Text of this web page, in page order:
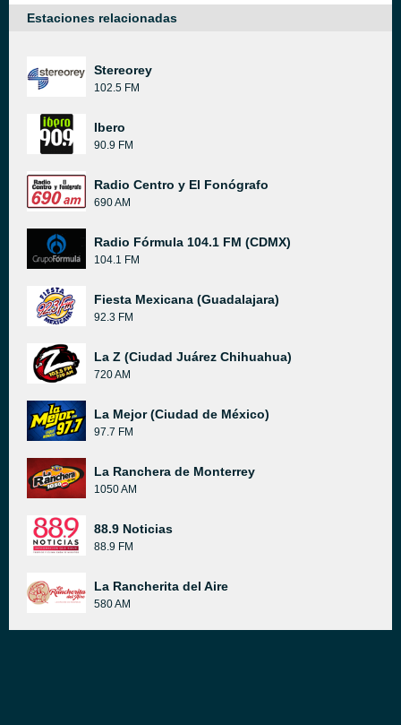
Estaciones relacionadas
Stereorey
102.5 FM
Ibero
90.9 FM
Radio Centro y El Fonógrafo
690 AM
Radio Fórmula 104.1 FM (CDMX)
104.1 FM
Fiesta Mexicana (Guadalajara)
92.3 FM
La Z (Ciudad Juárez Chihuahua)
720 AM
La Mejor (Ciudad de México)
97.7 FM
La Ranchera de Monterrey
1050 AM
88.9 Noticias
88.9 FM
La Rancherita del Aire
580 AM